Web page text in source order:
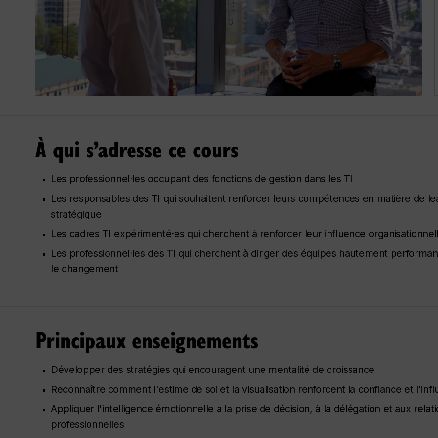
À qui s’adresse ce cours
Les professionnel·les occupant des fonctions de gestion dans les TI
Les responsables des TI qui souhaitent renforcer leurs compétences en matière de
stratégique
Les cadres TI expérimenté·es qui cherchent à renforcer leur influence
Les professionnel·les des TI qui cherchent à diriger des équipes hautement
le changement
Principaux enseignements
Développer des stratégies qui encouragent une mentalité de croissance
Reconnaître comment l'estime de soi et la visualisation renforcent la confiance et
Appliquer l'intelligence émotionnelle à la prise de décision, à la délégation et aux
professionnelles